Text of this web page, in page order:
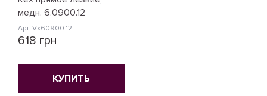
медн. 6.0900.12
Арт. Vx60900.12
618 грн
КУПИТЬ